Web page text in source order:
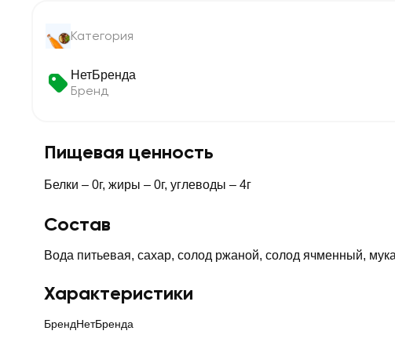
Категория
НетБренда
Бренд
Пищевая ценность
Белки – 0г, жиры – 0г, углеводы – 4г
Состав
Вода питьевая, сахар, солод ржаной, солод ячменный,
Характеристики
БрендНетБренда